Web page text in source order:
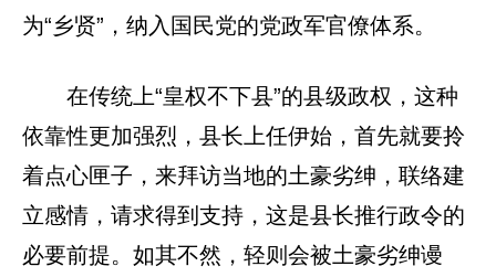
为“乡贤”，纳入国民党的党政军官僚体系。
在传统上“皇权不下县”的县级政权，这种
依靠性更加强烈，县长上任伊始，首先就要拎
着点心匣子，来拜访当地的土豪劣绅，联络建
立感情，请求得到支持，这是县长推行政令的
必要前提。如其不然，轻则会被土豪劣绅谩